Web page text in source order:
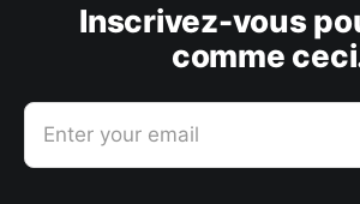
Inscrivez-vous
comme
Enter your email